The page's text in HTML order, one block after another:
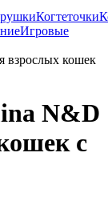
Когтеточки
Игровые
взрослых кошек
N&D
с